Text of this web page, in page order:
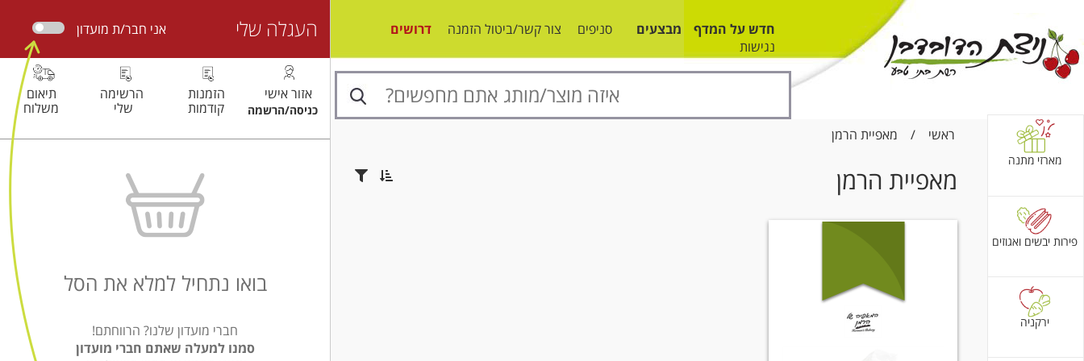
חדש על המדף מבצעים סניפים צור קשר/ביטול הזמנה
דרושים
נגישות
ראשי / מאפיית הרמן
מארזי מתנה
פירות יבשים ואגוזים
ירקניה
מאפיית הרמן